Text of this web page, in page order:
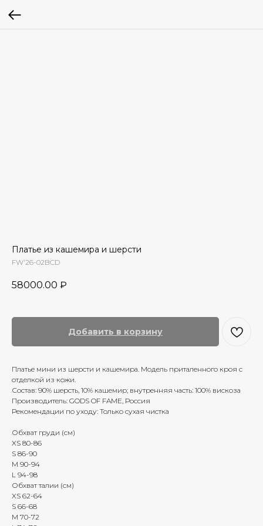
Платье из кашемира и шерсти
FW'26-02BCD
58000.00 ₽
Добавить в корзину
Платье мини из шерсти и кашемира. Модель приталенного кроя с
отделкой из кожи.
Состав: 90% шерсть, 10% кашемир; внутренняя часть: 100% вискоза
Производитель: GODS OF FAME, Россия
Рекомендации по уходу: Только сухая чистка
Обхват груди (см)
XS 80-86
S 86-90
M 90-94
L 94-98
Обхват талии (см)
XS 62-64
S 66-68
M 70-72